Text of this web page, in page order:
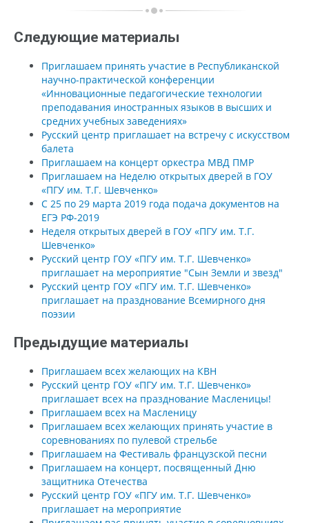
Следующие материалы
Приглашаем принять участие в Республиканской
научно-практической конференции
«Инновационные педагогические технологии
преподавания иностранных языков в высших и
средних учебных заведениях»
Русский центр приглашает на встречу с искусством
балета
Приглашаем на концерт оркестра МВД ПМР
Приглашаем на Неделю открытых дверей в ГОУ
«ПГУ им. Т.Г. Шевченко»
С 25 по 29 марта 2019 года подача документов на
ЕГЭ РФ-2019
Неделя открытых дверей в ГОУ «ПГУ им. Т.Г.
Шевченко»
Русский центр ГОУ «ПГУ им. Т.Г. Шевченко»
приглашает на мероприятие "Сын Земли и звезд"
Русский центр ГОУ «ПГУ им. Т.Г. Шевченко»
приглашает на празднование Всемирного дня
поэзии
Предыдущие материалы
Приглашаем всех желающих на КВН
Русский центр ГОУ «ПГУ им. Т.Г. Шевченко»
приглашает всех на празднование Масленицы!
Приглашаем всех на Масленицу
Приглашаем всех желающих принять участие в
соревнованиях по пулевой стрельбе
Приглашаем на Фестиваль французской песни
Приглашаем на концерт, посвященный Дню
защитника Отечества
Русский центр ГОУ «ПГУ им. Т.Г. Шевченко»
приглашает на мероприятие